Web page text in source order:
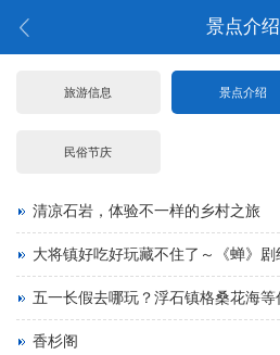
景点介绍
旅游信息 景点介绍
民俗节庆
清凉石岩，体验不一样的乡村之旅
香杉阁